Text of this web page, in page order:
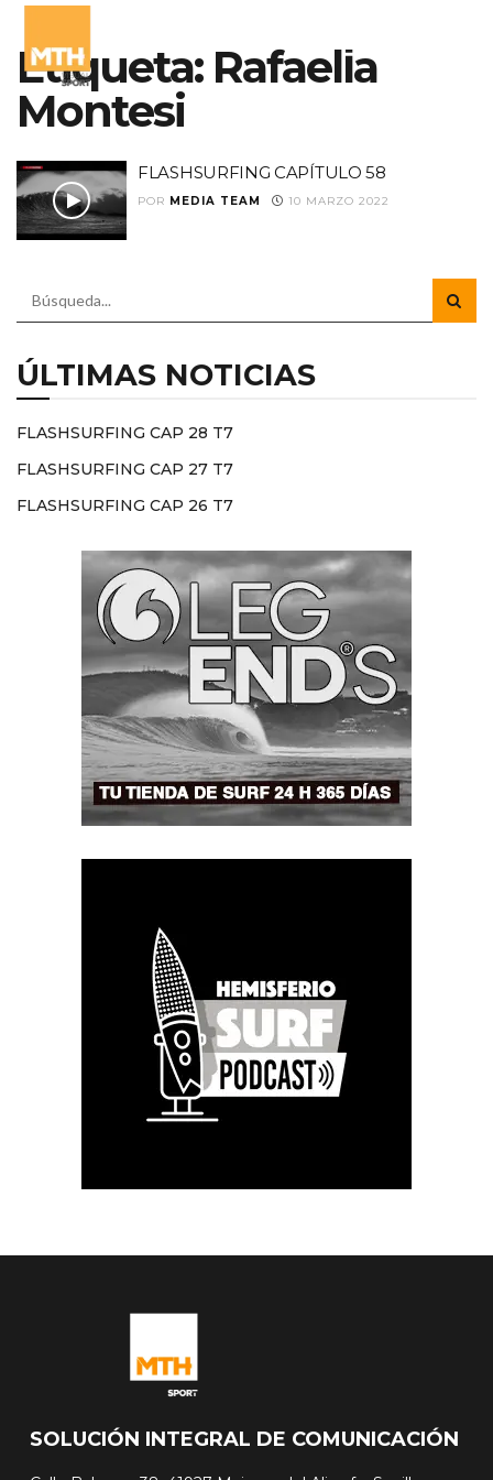
Etiqueta: Rafaella
Montesi
FLASHSURFING CAPÍTULO 58
POR MEDIA TEAM 10 MARZO 2022
ÚLTIMAS NOTICIAS
FLASHSURFING CAP 28 T7
FLASHSURFING CAP 27 T7
FLASHSURFING CAP 26 T7
SOLUCIÓN INTEGRAL DE COMUNICACIÓN